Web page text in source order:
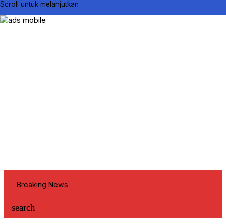
Scroll untuk melanjutkan
Breaking News
search